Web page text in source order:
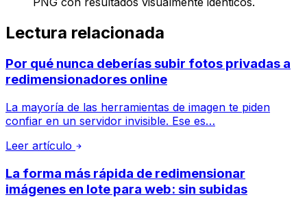
Lectura relacionada
Por qué nunca deberías subir fotos privadas a
redimensionadores online
La mayoría de las herramientas de imagen te piden
confiar en un servidor invisible. Ese es…
Leer artículo
La forma más rápida de redimensionar
imágenes en lote para web: sin subidas